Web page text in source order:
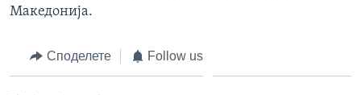
Македонија.
Споделете Follow us